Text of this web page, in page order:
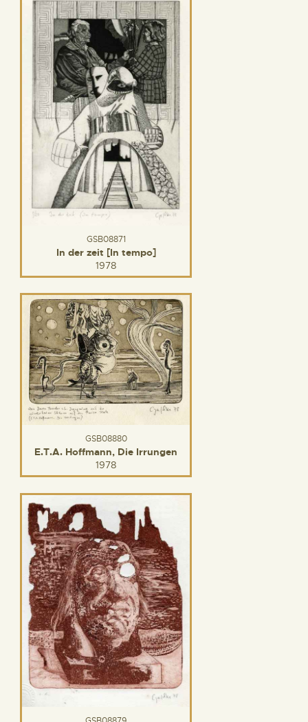
GSB08871
In der zeit [In tempo]
1978
GSB08880
E.T.A. Hoffmann, Die Irrungen
1978